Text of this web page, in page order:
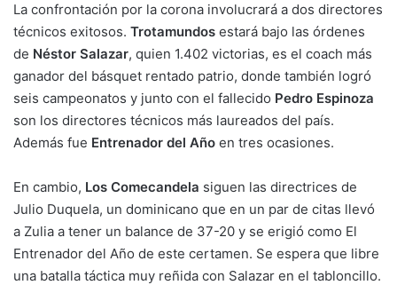
La confrontación por la corona involucrará a dos directores
técnicos exitosos. Trotamundos estará bajo las órdenes
de Néstor Salazar, quien 1.402 victorias, es el coach más
ganador del básquet rentado patrio, donde también logró
seis campeonatos y junto con el fallecido Pedro Espinoza
son los directores técnicos más laureados del país.
Además fue Entrenador del Año en tres ocasiones.
En cambio, Los Comecandela siguen las directrices de
Julio Duquela, un dominicano que en un par de citas llevó
a Zulia a tener un balance de 37-20 y se erigió como El
Entrenador del Año de este certamen. Se espera que libre
una batalla táctica muy reñida con Salazar en el tabloncillo.